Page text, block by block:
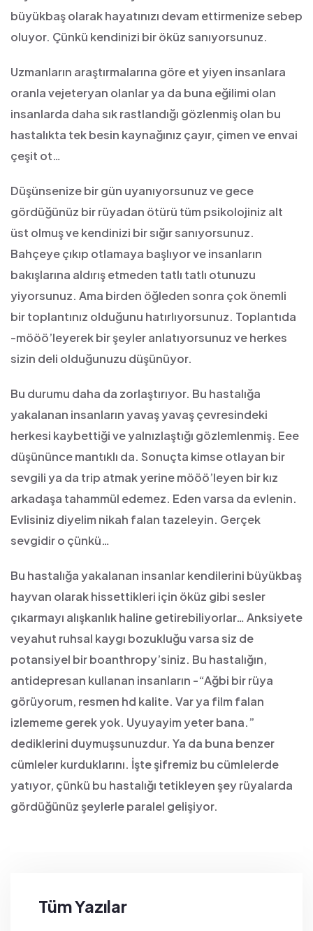
büyükbaş olarak hayatınızı devam ettirmenize sebep
oluyor. Çünkü kendinizi bir öküz sanıyorsunuz.
Uzmanların araştırmalarına göre et yiyen insanlara
oranla vejeteryan olanlar ya da buna eğilimi olan
insanlarda daha sık rastlandığı gözlenmiş olan bu
hastalıkta tek besin kaynağınız çayır, çimen ve envai
çeşit ot…
Düşünsenize bir gün uyanıyorsunuz ve gece
gördüğünüz bir rüyadan ötürü tüm psikolojiniz alt
üst olmuş ve kendinizi bir sığır sanıyorsunuz.
Bahçeye çıkıp otlamaya başlıyor ve insanların
bakışlarına aldırış etmeden tatlı tatlı otunuzu
yiyorsunuz. Ama birden öğleden sonra çok önemli
bir toplantınız olduğunu hatırlıyorsunuz. Toplantıda
-mööö’leyerek bir şeyler anlatıyorsunuz ve herkes
sizin deli olduğunuzu düşünüyor.
Bu durumu daha da zorlaştırıyor. Bu hastalığa
yakalanan insanların yavaş yavaş çevresindeki
herkesi kaybettiği ve yalnızlaştığı gözlemlenmiş. Eee
düşününce mantıklı da. Sonuçta kimse otlayan bir
sevgili ya da trip atmak yerine mööö’leyen bir kız
arkadaşa tahammül edemez. Eden varsa da evlenin.
Evlisiniz diyelim nikah falan tazeleyin. Gerçek
sevgidir o çünkü…
Bu hastalığa yakalanan insanlar kendilerini büyükbaş
hayvan olarak hissettikleri için öküz gibi sesler
çıkarmayı alışkanlık haline getirebiliyorlar… Anksiyete
veyahut ruhsal kaygı bozukluğu varsa siz de
potansiyel bir boanthropy’siniz. Bu hastalığın,
antidepresan kullanan insanların -“Ağbi bir rüya
görüyorum, resmen hd kalite. Var ya film falan
izlememe gerek yok. Uyuyayim yeter bana.”
dediklerini duymuşsunuzdur. Ya da buna benzer
cümleler kurduklarını. İşte şifremiz bu cümlelerde
yatıyor, çünkü bu hastalığı tetikleyen şey rüyalarda
gördüğünüz şeylerle paralel gelişiyor.
Tüm Yazılar